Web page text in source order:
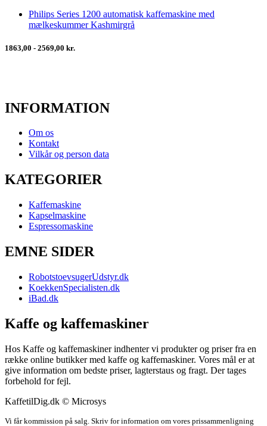
Philips Series 1200 automatisk kaffemaskine med
mælkeskummer Kashmirgrå
1863,00 - 2569,00 kr.
INFORMATION
Om os
Kontakt
Vilkår og person data
KATEGORIER
Kaffemaskine
Kapselmaskine
Espressomaskine
EMNE SIDER
RobotstoevsugerUdstyr.dk
KoekkenSpecialisten.dk
iBad.dk
Kaffe og kaffemaskiner
Hos Kaffe og kaffemaskiner indhenter vi produkter og priser fra en
række online butikker med kaffe og kaffemaskiner. Vores mål er at
give information om bedste priser, lagterstaus og fragt. Der tages
forbehold for fejl.
KaffetilDig.dk © Microsys
Vi får kommission på salg. Skriv for information om vores prissammenligning